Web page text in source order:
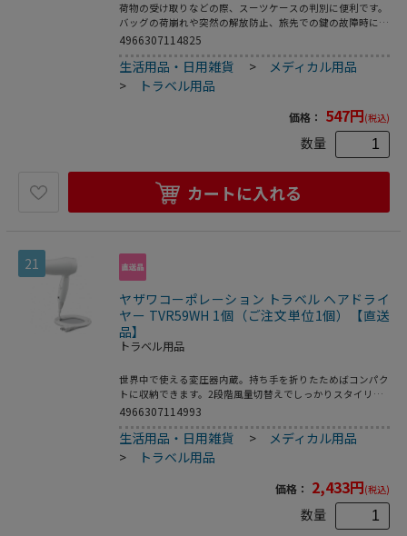
荷物の受け取りなどの際、スーツケースの判別に便利です。
バッグの荷崩れや突然の解放防止、旅先での鍵の故障時に便
利です。着脱が簡単なワンタッチ式バックル仕様です。●本
体重量：約94g●カラー：グレー
4966307114825
生活用品・日用雑貨 > メディカル用品
>
トラベル用品
価格： 547円(税込)
数量
カートに入れる
21
ヤザワコーポレーション トラベル ヘアドライ
ヤー TVR59WH 1個（ご注文単位1個）【直送
品】
トラベル用品
世界中で使える変圧器内蔵。持ち手を折りたためばコンパク
トに収納できます。2段階風量切替えでしっかりスタイリン
グ。耐トラッキングプラグ採用。●定格電圧：
100~120V/220V~240V●周波数：50Hz/60Hz●消費電力：
100~120V：800W/220~240V：1200W●コード取り外し不可
●電源プラグ：Aタイプ●質量：約385g●カラー：ホワイト
4966307114993
生活用品・日用雑貨 > メディカル用品
>
トラベル用品
価格： 2,433円(税込)
数量